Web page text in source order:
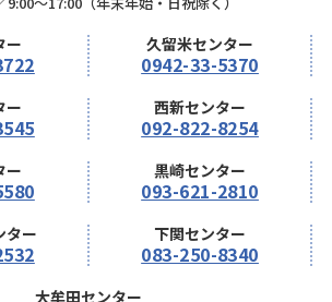
ー 久留米センター
0942-33-5370
ー 西新センター
092-822-8254
ー 黒崎センター
093-621-2810
ター 下関センター
083-250-8340
大牟田センター